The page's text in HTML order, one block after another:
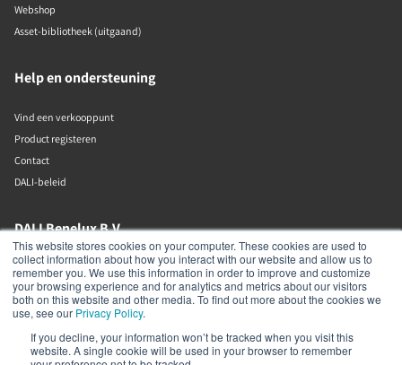
This website stores cookies on your computer. These cookies are used to
collect information about how you interact with our website and allow us to
remember you. We use this information in order to improve and customize
your browsing experience and for analytics and metrics about our visitors
both on this website and other media. To find out more about the cookies we
use, see our Privacy Policy.
If you decline, your information won’t be tracked when you visit this
website. A single cookie will be used in your browser to remember
Webshop
Asset-bibliotheek (uitgaand)
Help en ondersteuning
Vind een verkooppunt
Product registeren
Contact
DALI-beleid
DALI Benelux B.V.
Putstraat 12c
Waalwijk
5142 RL
The Netherlands
+31 (0)85 105 50 50
info@dalibenelux.com